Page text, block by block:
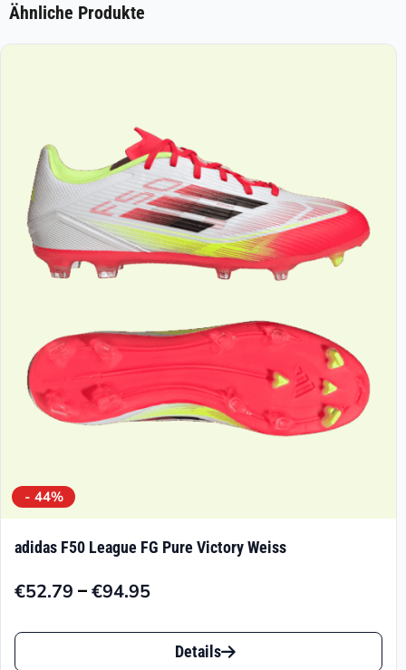
Ähnliche Produkte
- 44%
adidas F50 League FG Pure Victory Weiss
€52.79 –€94.95
Preisspanne:
Dieses
Details